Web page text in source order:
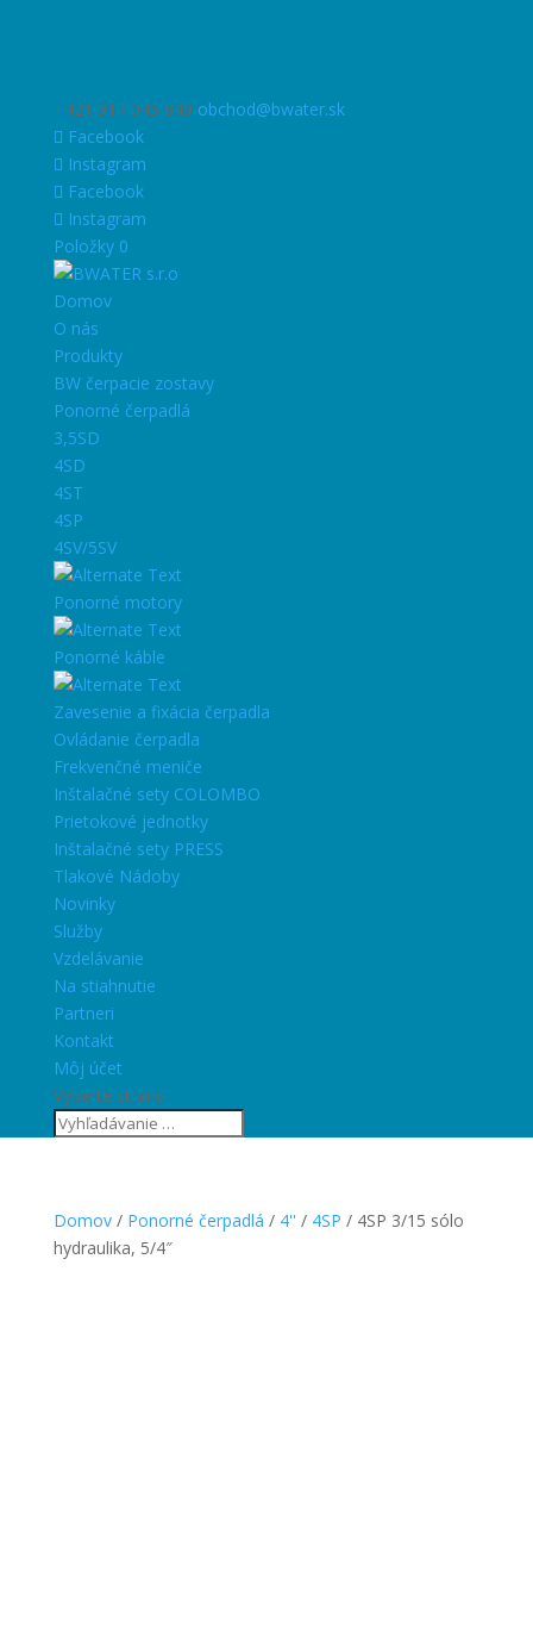
+421 917 045 849 obchod@bwater.sk
Facebook
Instagram
Facebook
Instagram
Položky 0
Domov
O nás
Produkty
BW čerpacie zostavy
Ponorné čerpadlá
3,5SD
4SD
4ST
4SP
4SV/5SV
Ponorné motory
Ponorné káble
Zavesenie a fixácia čerpadla
Ovládanie čerpadla
Frekvenčné meniče
Inštalačné sety COLOMBO
Prietokové jednotky
Inštalačné sety PRESS
Tlakové Nádoby
Novinky
Služby
Vzdelávanie
Na stiahnutie
Partneri
Kontakt
Môj účet
Vyberte stranu
Domov/ Ponorné čerpadlá / 4'' / 4SP / 4SP 3/15 sólo
hydraulika, 5/4″